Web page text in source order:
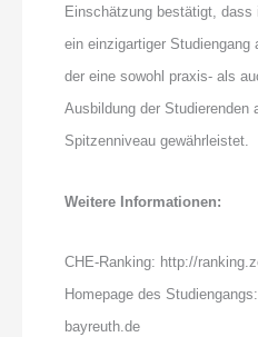
Einschätzung bestätigt,
ein einzigartiger Studiengang
der eine sowohl praxis- als
Ausbildung der Studierenden
Spitzenniveau gewährleistet.
Weitere Informationen:
CHE-Ranking: http://
Homepage des
bayreuth.de